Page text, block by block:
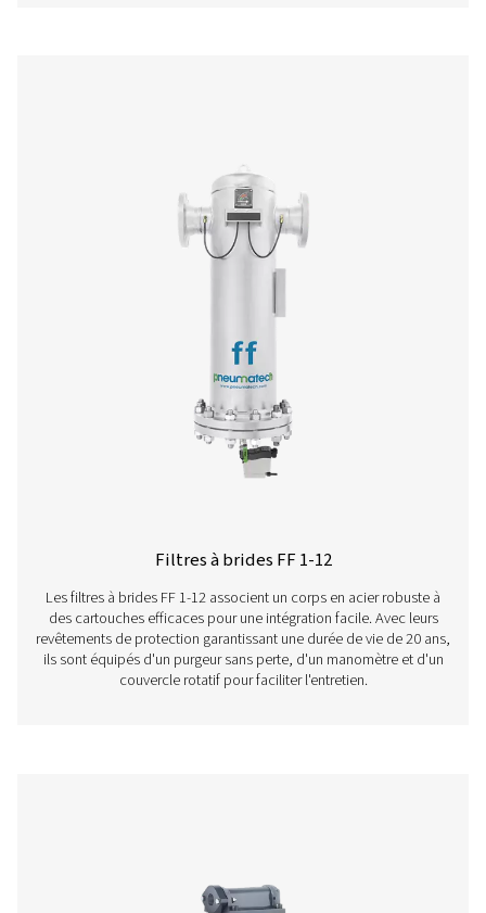
Filtres filetés Ultimate 10-2550
La gamme Ultimate 10-2550 associe une filtration de
en énergie à de faibles coûts d'exploitation. Sa
garantit une élimination efficace des aérosols d'huile,
des particules et une optimisation du débit d'air tout en
la norme ISO 8573-1:2010.